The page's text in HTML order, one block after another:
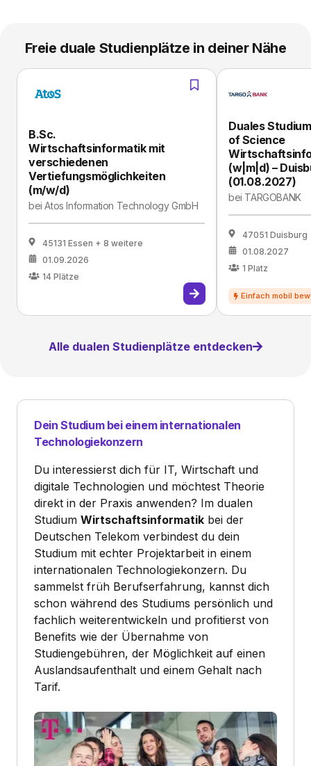
Freie duale Studienplätze in deiner Nähe
B.Sc.
Wirtschaftsinformatik mit
verschiedenen
Vertiefungsmöglichkeiten
(m/w/d)
beiAtos Information Technology GmbH
45131 Essen + 8 weitere
01.09.2026
14 Plätze
Duales
of Science
(w|m|d) –
(01.08.2027)
bei TARGOBANK
47051 Duisburg
01.08.2027
1 Platz
Alle dualen Studienplätze entdecken
Dein Studium bei einem internationalen
Technologiekonzern
Du interessierst dich für IT, Wirtschaft und
digitale Technologien und möchtest Theorie
direkt in der Praxis anwenden? Im dualen
Studium Wirtschaftsinformatik bei der
Deutschen Telekom verbindest du dein
Studium mit echter Projektarbeit in einem
internationalen Technologiekonzern. Du
sammelst früh Berufserfahrung, kannst dich
schon während des Studiums persönlich und
fachlich weiterentwickeln und profitierst von
Benefits wie der Übernahme von
Studiengebühren, der Möglichkeit auf einen
Auslandsaufenthalt und einem Gehalt nach
Tarif.